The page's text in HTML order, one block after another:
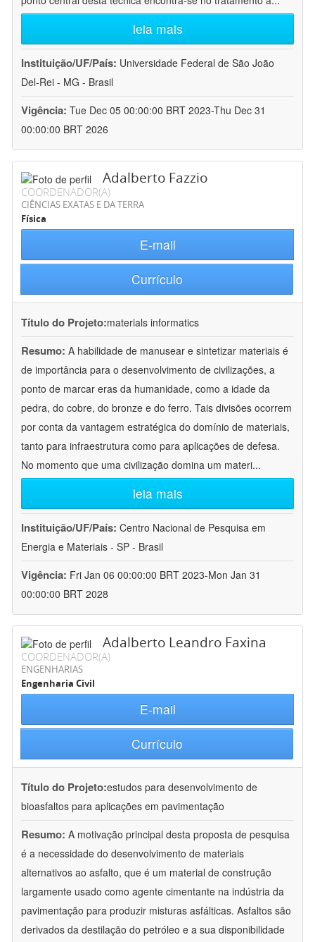
leia mais
Instituição/UF/País: Universidade Federal de São João
Del-Rei - MG - Brasil
Vigência: Tue Dec 05 00:00:00 BRT 2023-Thu Dec 31
00:00:00 BRT 2026
Adalberto Fazzio
COORDENADOR(A)
CIÊNCIAS EXATAS E DA TERRA
Física
E-mail
Currículo
Título do Projeto:materials informatics
Resumo: A habilidade de manusear e sintetizar materiais é
de importância para o desenvolvimento de civilizações, a
ponto de marcar eras da humanidade, como a idade da
pedra, do cobre, do bronze e do ferro. Tais divisões ocorrem
por conta da vantagem estratégica do domínio de materiais,
tanto para infraestrutura como para aplicações de defesa.
No momento que uma civilização domina um materi...
leia mais
Instituição/UF/País: Centro Nacional de Pesquisa em
Energia e Materiais - SP - Brasil
Vigência: Fri Jan 06 00:00:00 BRT 2023-Mon Jan 31
00:00:00 BRT 2028
Adalberto Leandro Faxina
COORDENADOR(A)
ENGENHARIAS
Engenharia Civil
E-mail
Currículo
Título do Projeto:estudos para desenvolvimento de
bioasfaltos para aplicações em pavimentação
Resumo: A motivação principal desta proposta de pesquisa
é a necessidade do desenvolvimento de materiais
alternativos ao asfalto, que é um material de construção
largamente usado como agente cimentante na indústria da
pavimentação para produzir misturas asfálticas. Asfaltos são
derivados da destilação do petróleo e a sua disponibilidade